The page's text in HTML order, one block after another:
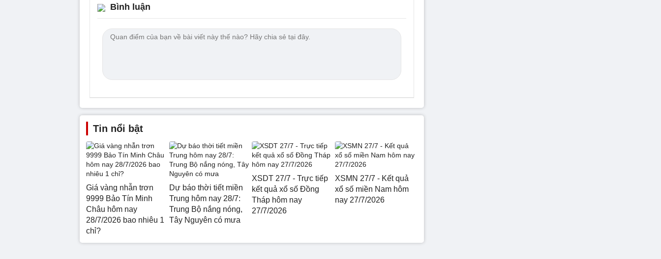
Bình luận
Tin nổi bật
Giá vàng nhẫn trơn
9999 Bảo Tín Minh
Châu hôm nay
28/7/2026 bao nhiêu 1
chỉ?
Dự báo thời tiết miền
Trung hôm nay 28/7:
Trung Bộ nắng nóng,
Tây Nguyên có mưa
XSDT 27/7 - Trực tiếp
kết quả xổ số Đồng
Tháp hôm nay
27/7/2026
XSMN 27/7 - Kết quả
xổ số miền Nam hôm
nay 27/7/2026